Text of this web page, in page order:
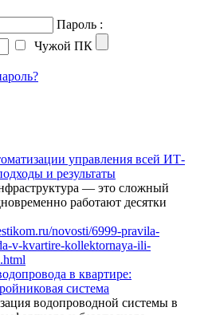
Пароль :
Чужой ПК
управления всей ИТ-
и результаты
— это сложный
работают десятки
в квартире:
система
водопроводной системы в